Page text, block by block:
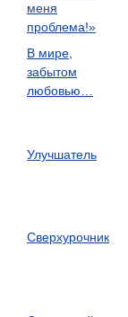
меня
проблема!»
В мире,
забытом
любовью…
Улучшатель
Сверхурочник